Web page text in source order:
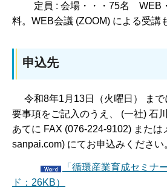
定員 : 会場・・・75名 WEB・
料。WEB会議 (ZOOM) による受講
申込先
令和8年1月13日（火曜日） まで
要事項をご記入のうえ、 (一社) 石
あてに FAX (076-224-9102) または
sanpai.com) にてお申込みください
「循環産業育成セミナ
ド：26KB）